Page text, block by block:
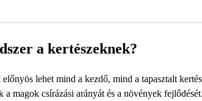
a kertészeknek?
lehet mind a kezdő, mind a tapasztalt
magok csírázási arányát és a növények fejlődését.